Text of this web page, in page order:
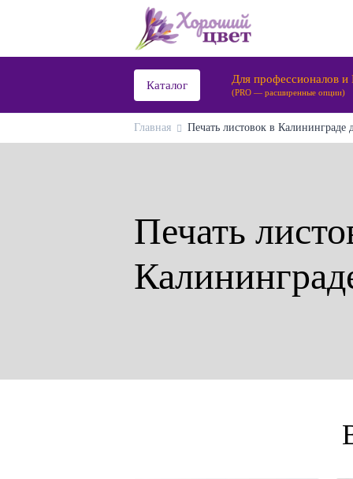
Каталог Для профессионалов и
(PRO — расширенные опции)
Главная Печать листовок в Калининграде
Печать